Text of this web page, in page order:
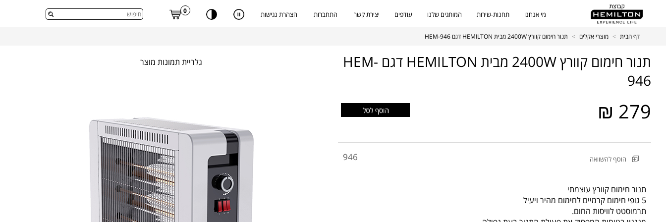
דלג לתוכן העמוד
מי אנחנו תחנות-שירות המותגים שלנו עודפים יצירת קשר התחברות הצהרת נגישות 0
דף הבית > מוצרי אקלים > תנור חימום קוורץ 2400W מבית HEMILTON דגם HEM-946
תנור חימום קוורץ 2400W מבית HEMILTON דגם HEM-
946
279 ₪
946
מקט
הוסף להשוואה
קוורץ
2400W
מבית
תנור חימום קוורץ עוצמתי
5 גופי חימום קרמיים לחימום מהיר ויעיל
תרמוסטט לוויסות החום.
גלריית תמונות מוצר